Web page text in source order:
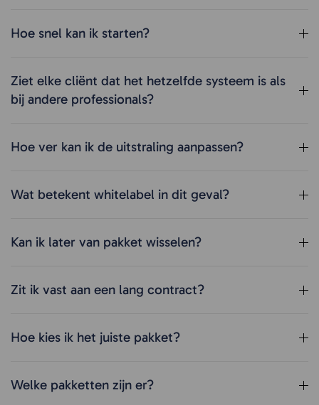
Hoe snel kan ik starten?
Ziet elke cliënt dat het hetzelfde systeem is als
bij andere professionals?
Hoe ver kan ik de uitstraling aanpassen?
Wat betekent whitelabel in dit geval?
Kan ik later van pakket wisselen?
Zit ik vast aan een lang contract?
Hoe kies ik het juiste pakket?
Welke pakketten zijn er?